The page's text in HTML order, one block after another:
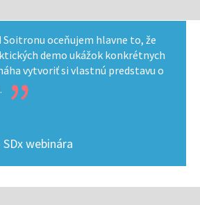
Soitronu oceňujem hlavne to, že
demo ukážok konkrétnych
vytvoriť si vlastnú predstavu o
webinára